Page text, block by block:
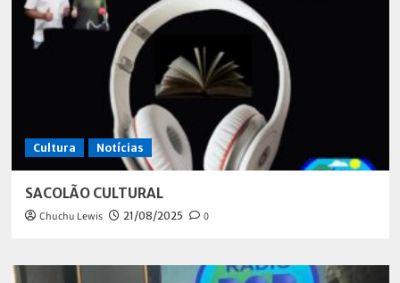
Cultura Notícias
SACOLÃO CULTURAL
Chuchu Lewis 21/08/2025 0